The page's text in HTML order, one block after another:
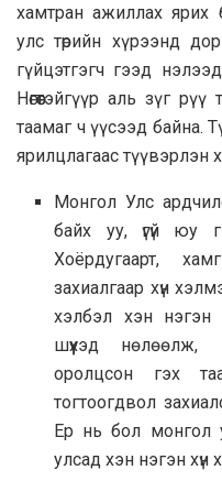
хамтран ажиллах ярих
улс төрийн хүрээнд
гүйцэтгэгч гээд
Нөгөөтэйгүүр аль зүг
таамаг ч үүсээд байна.
ярилцлагаас түүвэрлэн
Монгол Улс
байх уу, үгүй юу
Хоёрдугаарт,
захиалгаар хүн
хэлбэл хэн нэгэн
шүүхэд нөлөөлж,
оролцсон гэх
тогтоогдвол
Ер нь бол монгол
улсад хэн нэгэн хүн